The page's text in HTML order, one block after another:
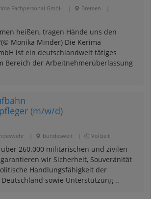
Fachpersonal GmbH Bremen
heißen, tragen Hände uns den
Monika Minder) Die Kerima
ist ein deutschlandweit tätiges
Bereich der Arbeitnehmerüberlassung
(m/w/d)
bundesweit Vollzeit
260.000 militärischen und zivilen
wir Sicherheit, Souveränität
Handlungsfähigkeit der
sowie Unterstützung ..